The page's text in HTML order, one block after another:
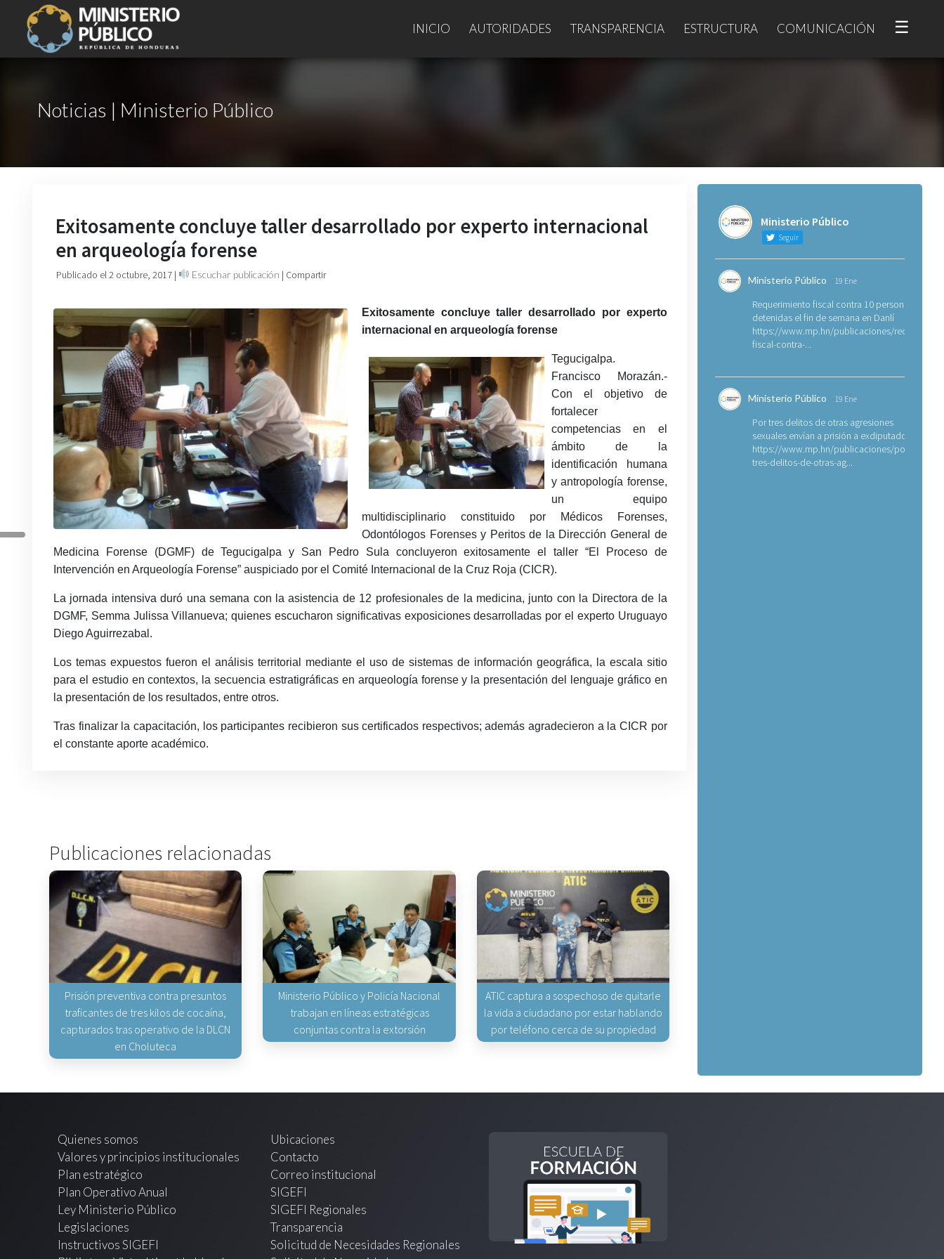
INICIO AUTORIDADES TRANSPARENCIA ESTRUCTURA COMUNICACIÓN ☰
Noticias | Ministerio Público
Exitosamente concluye taller desarrollado por experto internacional
en arqueología forense
Publicado el 2 octubre, 2017 | Escuchar publicación | Compartir
Exitosamente concluye taller desarrollado por experto
internacional en arqueología forense
Tegucigalpa.
Francisco Morazán.-
Con el objetivo de
fortalecer
competencias en el
ámbito de la
identificación humana
y antropología forense,
un equipo
multidisciplinario constituido por Médicos Forenses,
Odontólogos Forenses y Peritos de la Dirección General de
Medicina Forense (DGMF) de Tegucigalpa y San Pedro Sula concluyeron exitosamente el taller “El Proceso de
Intervención en Arqueología Forense” auspiciado por el Comité Internacional de la Cruz Roja (CICR).
La jornada intensiva duró una semana con la asistencia de 12 profesionales de la medicina, junto con la Directora de la
DGMF, Semma Julissa Villanueva; quienes escucharon significativas exposiciones desarrolladas por el experto Uruguayo
Diego Aguirrezabal.
Los temas expuestos fueron el análisis territorial mediante el uso de sistemas de información geográfica, la escala sitio
para el estudio en contextos, la secuencia estratigráficas en arqueología forense y la presentación del lenguaje gráfico en
la presentación de los resultados, entre otros.
Tras finalizar la capacitación, los participantes recibieron sus certificados respectivos; además agradecieron a la CICR por
el constante aporte académico.
Publicaciones relacionadas
Prisión preventiva contra presuntos
traficantes de tres kilos de cocaína,
capturados tras operativo de la DLCN
en Choluteca
Ministerio Público y Policía Nacional
trabajan en líneas estratégicas
conjuntas contra la extorsión
ATIC captura a sospechoso de quitarle
la vida a ciudadano por estar hablando
por teléfono cerca de su propiedad
Ministerio Público
Seguir
Ministerio Público 19 Ene
Requerimiento fiscal contra 10 personas
detenidas el fin de semana en Danlí
https://www.mp.hn/publicaciones/
fiscal-contra-...
Ministerio Público 19 Ene
Por tres delitos de otras agresiones
sexuales envían a prisión a exdiputado
https://www.mp.hn/publicaciones/por-
tres-delitos-de-otras-ag...
Quienes somos
Valores y principios institucionales
Plan estratégico
Plan Operativo Anual
Ley Ministerio Público
Legislaciones
Instructivos SIGEFI
Ubicaciones
Contacto
Correo institucional
SIGEFI
SIGEFI Regionales
Transparencia
Solicitud de Necesidades Regionales